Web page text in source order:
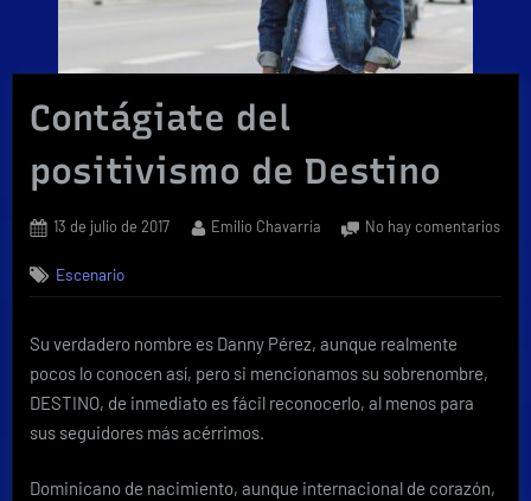
Contágiate del
positivismo de Destino
Posted
13 de julio de 2017 By
Emilio Chavarría No hay comentariosen
Escenario
Su verdadero nombre es Danny Pérez, aunque realmente
pocos lo conocen así, pero si mencionamos su sobrenombre,
DESTINO, de inmediato es fácil reconocerlo, al menos para
sus seguidores más acérrimos.
Dominicano de nacimiento, aunque internacional de corazón,